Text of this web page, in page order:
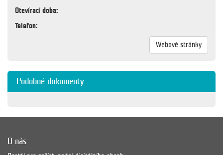
Otevírací doba:
Telefon:
Webové stránky
Podobné dokumenty
O nás